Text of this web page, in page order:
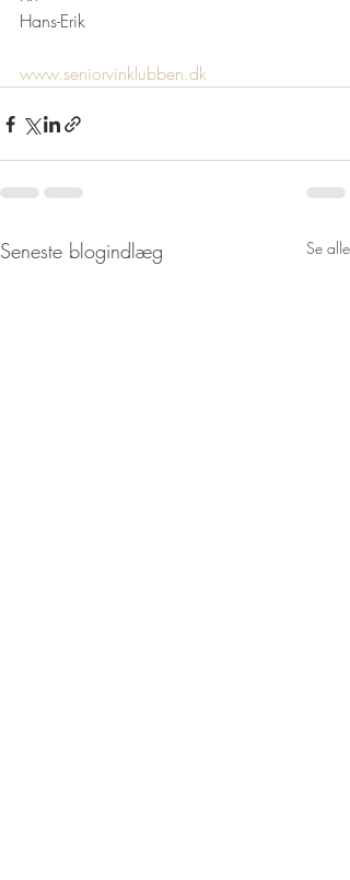
Hans-Erik
www.seniorvinklubben.dk
Seneste blogindlæg Se alle